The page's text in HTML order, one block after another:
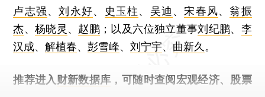
卢志强、刘永好、 史玉柱、 吴迪 、宋春风、翁振
杰、杨晓灵 、 赵鹏 ；以及六位独立董事刘纪鹏、 李
汉成、解植春、彭雪峰、刘宁宇、 曲新久 。
推荐进入 财新数据库 ，可随时查阅宏观经济、股票